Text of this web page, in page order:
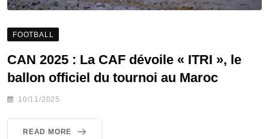
FOOTBALL
CAN 2025 : La CAF dévoile « ITRI », le
ballon officiel du tournoi au Maroc
10/11/2025
READ MORE